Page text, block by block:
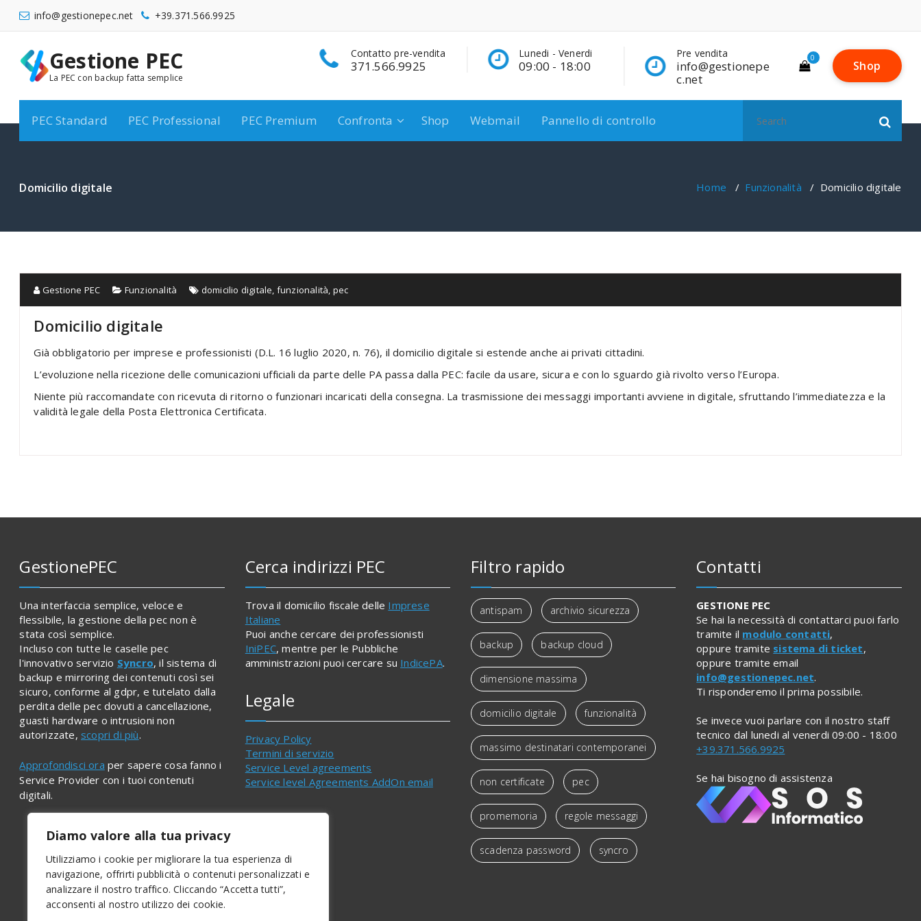
Diamo valore alla tua privacy
Utilizziamo i cookie per migliorare la tua esperienza di
navigazione, offrirti pubblicità o contenuti personalizzati e
analizzare il nostro traffico. Cliccando “Accetta tutti”,
acconsenti al nostro utilizzo dei cookie.
contenuto
info@gestionepec.net +39.371.566.9925
Gestione PEC
La PEC con backup fatta semplice
Lunedi - Venerdi
09:00 - 18:00
Contatto pre-vendita
371.566.9925
Lunedi - Venerdi
09:00 - 18:00
Pre vendita
info@gestionepe
c.net
Contatto pre-
371.566.9925
0
Shop
PEC Standard PEC Professional PEC Premium Confronta Shop Webmail Pannello di controllo
for:
Domicilio digitale Home / Funzionalità / Domicilio digitale
Gestione PEC Funzionalità domicilio digitale, funzionalità, pec
Domicilio digitale
Già obbligatorio per imprese e professionisti (D.L. 16 luglio 2020, n. 76), il domicilio digitale si estende anche ai privati cittadini.
L’evoluzione nella ricezione delle comunicazioni ufficiali da parte delle PA passa dalla PEC: facile da usare, sicura e con lo sguardo già rivolto verso l’Europa.
Niente più raccomandate con ricevuta di ritorno o funzionari incaricati della consegna. La trasmissione dei messaggi importanti avviene in digitale, sfruttando l’immediatezza e la
validità legale della Posta Elettronica Certificata.
GestionePEC
Una interfaccia semplice, veloce e
flessibile, la gestione della pec non è
stata così semplice.
Incluso con tutte le caselle pec
l'innovativo servizio Syncro, il sistema di
backup e mirroring dei contenuti così sei
sicuro, conforme al gdpr, e tutelato dalla
perdita delle pec dovuti a cancellazione,
guasti hardware o intrusioni non
autorizzate, scopri di più.
Approfondisci ora per sapere cosa fanno i
Service Provider con i tuoi contenuti
digitali.
Cerca indirizzi PEC
Trova il domicilio fiscale delle Imprese
Italiane
Puoi anche cercare dei professionisti
IniPEC, mentre per le Pubbliche
amministrazioni puoi cercare su IndicePA.
Legale
Privacy Policy
Termini di servizio
Service Level agreements
Service level Agreements AddOn email
Filtro rapido
antispam archivio sicurezza
backup backup cloud
dimensione massima
domicilio digitale funzionalità
massimo destinatari contemporanei
non certificate pec
promemoria regole messaggi
scadenza password syncro
Contatti
GESTIONE PEC
Se hai la necessità di contattarci puoi farlo
tramite il modulo contatti,
oppure tramite sistema di ticket,
oppure tramite email
info@gestionepec.net.
Ti risponderemo il prima possibile.
Se invece vuoi parlare con il nostro staff
tecnico dal lunedi al venerdi 09:00 - 18:00
+39.371.566.9925
Se hai bisogno di assistenza